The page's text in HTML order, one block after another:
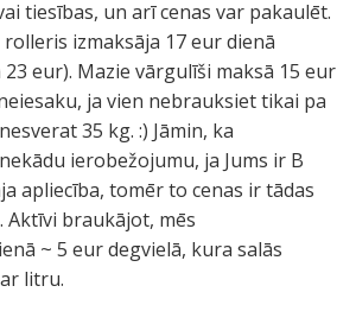
tiesības, un arī cenas var pakaulēt.
izmaksāja 17 eur dienā
eur). Mazie vārgulīši maksā 15 eur
ja vien nebrauksiet tikai pa
35 kg. :) Jāmin, ka
ierobežojumu, ja Jums ir B
apliecība, tomēr to cenas ir tādas
Aktīvi braukājot, mēs
~ 5 eur degvielā, kura salās
litru.